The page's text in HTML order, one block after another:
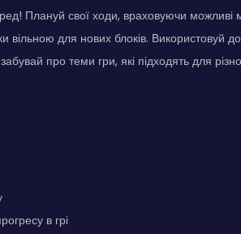
Плануй свої ходи, враховуючи можливі
вільною для нових блоків. Використовуй
про теми гри, які підходять для
в грі